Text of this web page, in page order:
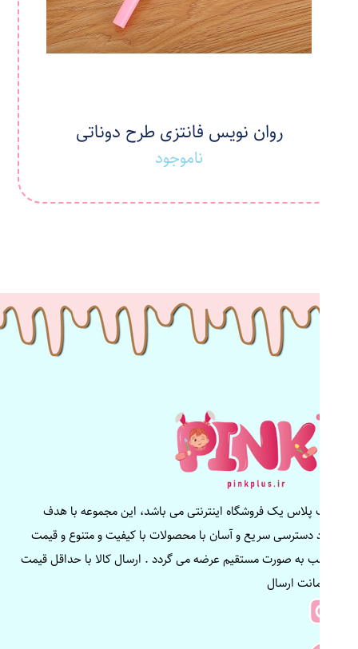
روان نویس فانتزی طرح دوناتی
ناموجود
پینک پلاس یک فروشگاه اینترنتی می باشد، این مجموعه با هدف
ایجاد دسترسی سریع و آسان با محصولات با کیفیت و متنوع و قیمت
مناسب به صورت مستقیم عرضه می گردد . ارسال کالا با حداقل قیمت
و ضمانت ارسال